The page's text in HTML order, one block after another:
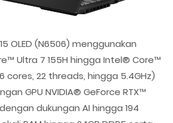
OLED (N6506) menggunakan
Ultra 7 155H hingga Intel® Core™
cores, 22 threads, hingga 5.4GHz)
GPU NVIDIA® GeForce RTX™
dukungan AI hingga 194